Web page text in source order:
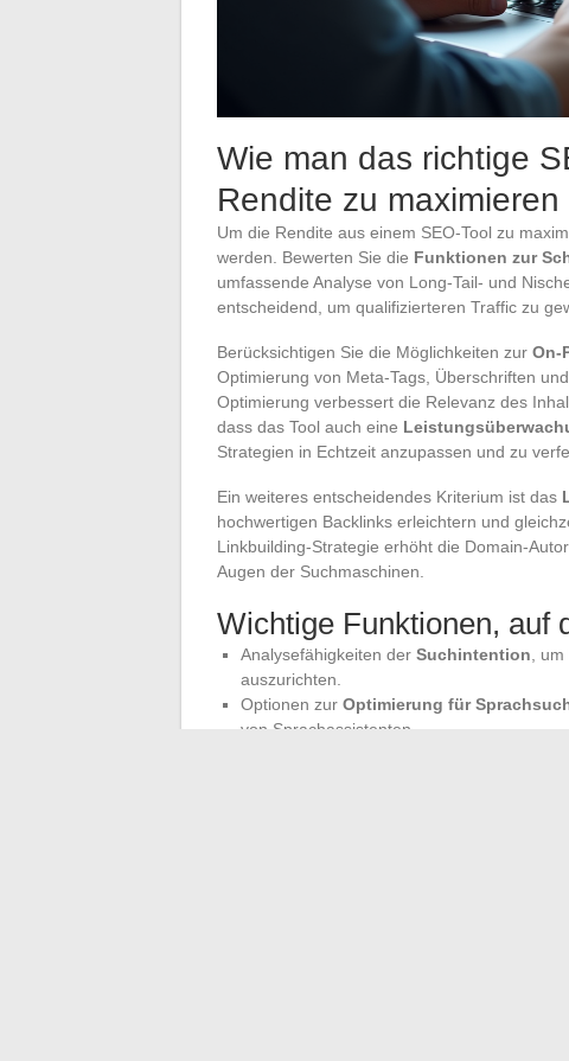
Wie man das richtige
Rendite zu maximieren
Um die Rendite aus einem SEO-Tool zu
werden. Bewerten Sie die Funktionen zur
umfassende Analyse von Long-Tail- und
entscheidend, um qualifizierteren Traffic zu
Berücksichtigen Sie die Möglichkeiten zur On-
Optimierung von Meta-Tags, Überschriften
Optimierung verbessert die Relevanz des
dass das Tool auch eine
Strategien in Echtzeit anzupassen und zu
Ein weiteres entscheidendes Kriterium ist das
hochwertigen Backlinks erleichtern und
Linkbuilding-Strategie erhöht die Domain-
Augen der Suchmaschinen.
Wichtige Funktionen, auf
Analysefähigkeiten der Suchintention ,
auszurichten.
Optionen zur Optimierung für
von Sprachassistenten.